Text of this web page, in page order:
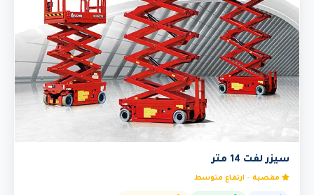
سيزر لفت 14 متر
مقصية - ارتفاع متوسط